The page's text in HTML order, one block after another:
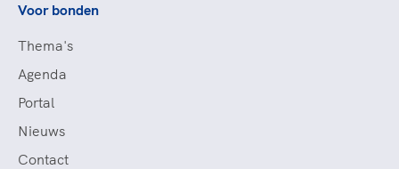
Voor bonden
Thema's
Agenda
Portal
Nieuws
Contact